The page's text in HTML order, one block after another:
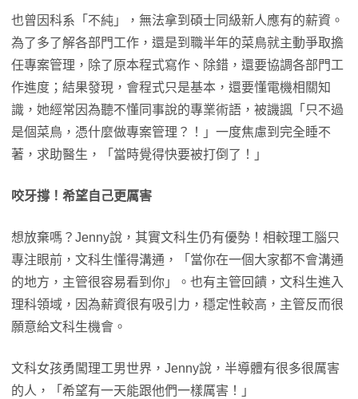
也曾因科系「不純」，無法拿到碩士同級新人應有的薪資。
為了多了解各部門工作，還是到職半年的菜鳥就主動爭取擔
任專案管理，除了原本程式寫作、除錯，還要協調各部門工
作進度；結果發現，會程式只是基本，還要懂電機相關知
識，她經常因為聽不懂同事說的專業術語，被譏諷「只不過
是個菜鳥，憑什麼做專案管理？！」一度焦慮到完全睡不
著，求助醫生，「當時覺得快要被打倒了！」
咬牙撐！希望自己更厲害
想放棄嗎？Jenny說，其實文科生仍有優勢！相較理工腦只
專注眼前，文科生懂得溝通，「當你在一個大家都不會溝通
的地方，主管很容易看到你」。也有主管回饋，文科生進入
理科領域，因為薪資很有吸引力，穩定性較高，主管反而很
願意給文科生機會。
文科女孩勇闖理工男世界，Jenny說，半導體有很多很厲害
的人，「希望有一天能跟他們一樣厲害！」